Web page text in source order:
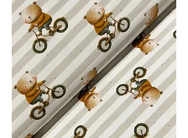
2
2
,
9
0
p
1
M
e
t
e